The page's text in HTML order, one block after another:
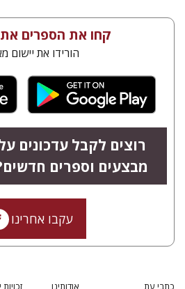
קחו את הספרים
הורידו את יישום
רוצים לקבל עדכונים
מבצעים וספרים
עקבו אחרינו
כתבי עת
אודותינו